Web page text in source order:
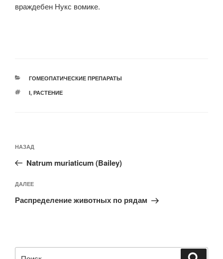
враждебен Нукс вомике.
РУБРИКИ
ГОМЕОПАТИЧЕСКИЕ ПРЕПАРАТЫ
МЕТКИ
I, РАСТЕНИЕ
по
записям
Предыдущая
запись:
НАЗАД
Natrum muriaticum (Bailey)
Следующая
запись
ДАЛЕЕ
Распределение животных по рядам